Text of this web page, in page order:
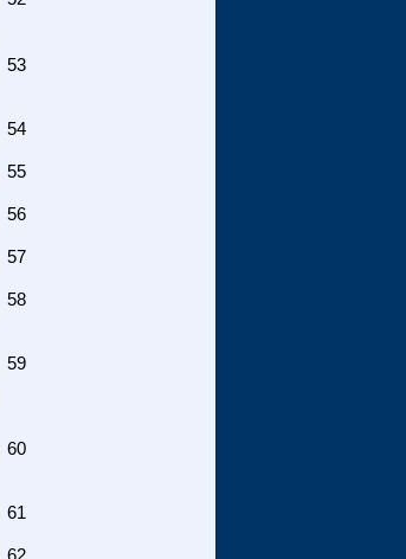
53
54
55
56
57
58
59
60
61
62